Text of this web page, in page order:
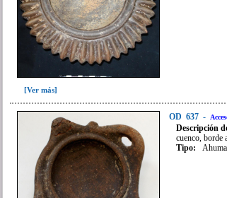
[Ver más]
OD 637 -
Descripción
cuenco, borde
Tipo: